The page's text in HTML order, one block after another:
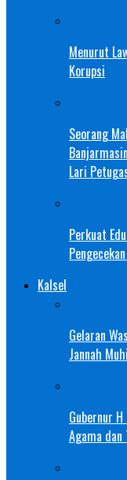
Menurut
Korupsi
Seorang
Lari
Perkuat
Kalsel
Gelaran
Jannah
Gubernur
Agama dan